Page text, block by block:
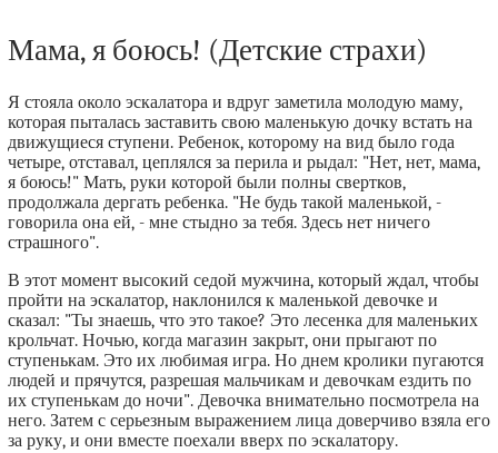
Мама, я боюсь! (Детские страхи)
Я стояла около эскалатора и вдруг заметила молодую маму,
которая пыталась заставить свою маленькую дочку встать на
движущиеся ступени. Ребенок, которому на вид было года
четыре, отставал, цеплялся за перила и рыдал: "Нет, нет, мама,
я боюсь!" Мать, руки которой были полны свертков,
продолжала дергать ребенка. "Не будь такой маленькой, -
говорила она ей, - мне стыдно за тебя. Здесь нет ничего
страшного".
В этот момент высокий седой мужчина, который ждал, чтобы
пройти на эскалатор, наклонился к маленькой девочке и
сказал: "Ты знаешь, что это такое? Это лесенка для маленьких
крольчат. Ночью, когда магазин закрыт, они прыгают по
ступенькам. Это их любимая игра. Но днем кролики пугаются
людей и прячутся, разрешая мальчикам и девочкам ездить по
их ступенькам до ночи". Девочка внимательно посмотрела на
него. Затем с серьезным выражением лица доверчиво взяла его
за руку, и они вместе поехали вверх по эскалатору.